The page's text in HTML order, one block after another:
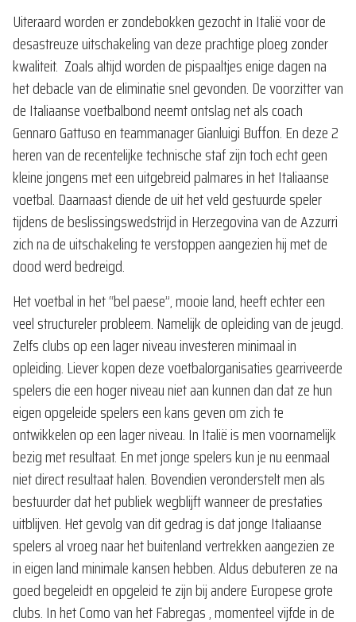
Uiteraard worden er zondebokken gezocht in Italië voor de
desastreuze uitschakeling van deze prachtige ploeg zonder
kwaliteit. Zoals altijd worden de pispaaltjes enige dagen na
het debacle van de eliminatie snel gevonden. De voorzitter van
de Italiaanse voetbalbond neemt ontslag net als coach
Gennaro Gattuso en teammanager Gianluigi Buffon. En deze 2
heren van de recentelijke technische staf zijn toch echt geen
kleine jongens met een uitgebreid palmares in het Italiaanse
voetbal. Daarnaast diende de uit het veld gestuurde speler
tijdens de beslissingswedstrijd in Herzegovina van de Azzurri
zich na de uitschakeling te verstoppen aangezien hij met de
dood werd bedreigd.
Het voetbal in het “bel paese”, mooie land, heeft echter een
veel structureler probleem. Namelijk de opleiding van de jeugd.
Zelfs clubs op een lager niveau investeren minimaal in
opleiding. Liever kopen deze voetbalorganisaties gearriveerde
spelers die een hoger niveau niet aan kunnen dan dat ze hun
eigen opgeleide spelers een kans geven om zich te
ontwikkelen op een lager niveau. In Italië is men voornamelijk
bezig met resultaat. En met jonge spelers kun je nu eenmaal
niet direct resultaat halen. Bovendien veronderstelt men als
bestuurder dat het publiek wegblijft wanneer de prestaties
uitblijven. Het gevolg van dit gedrag is dat jonge Italiaanse
spelers al vroeg naar het buitenland vertrekken aangezien ze
in eigen land minimale kansen hebben. Aldus debuteren ze na
goed begeleidt en opgeleid te zijn bij andere Europese grote
clubs. In het Como van het Fabregas , momenteel vijfde in de